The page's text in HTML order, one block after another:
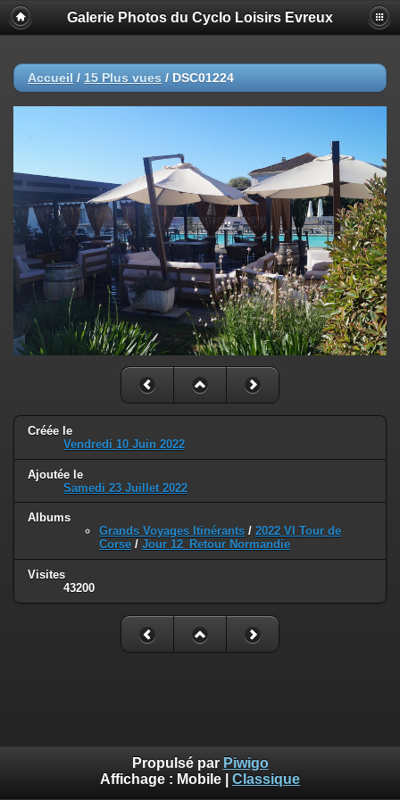
Galerie Photos du Cyclo Loisirs Evreux
Accueil / 15 Plus vues / DSC01224
Créée le
Vendredi 10 Juin 2022
Ajoutée le
Samedi 23 Juillet 2022
Albums
Grands Voyages Itinérants / 2022 VI Tour de
Corse / Jour 12_Retour Normandie
Visites
43200
Propulsé par Piwigo
Affichage : Mobile Classique